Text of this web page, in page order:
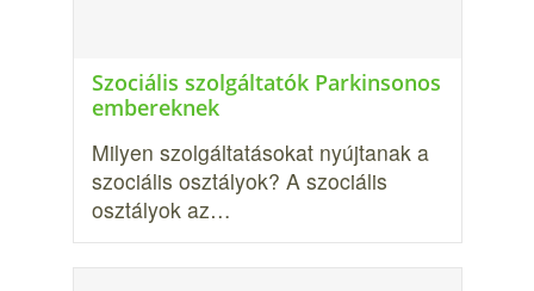
Szociális szolgáltatók Parkinsonos
embereknek
Milyen szolgáltatásokat nyújtanak a
szociális osztályok? A szociális
osztályok az…